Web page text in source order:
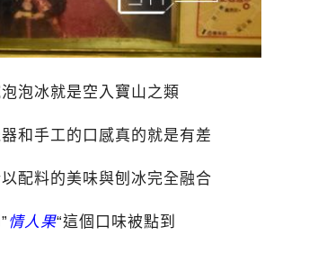
泡冰就是空入寶山之類
和手工的口感真的就是有差
配料的美味與刨冰完全融合
情人果“這個口味被點到